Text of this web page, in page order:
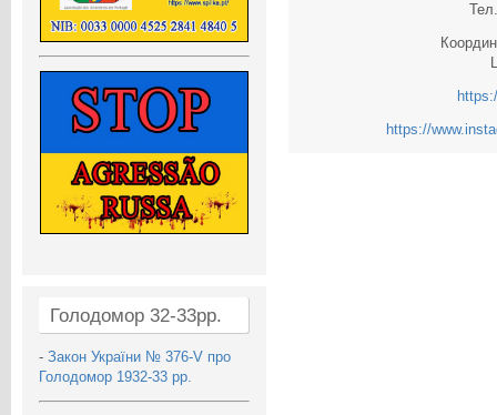
Голодомор 32-33рр.
- Закон України № 376-V про
Голодомор 1932-33 рр.
https://